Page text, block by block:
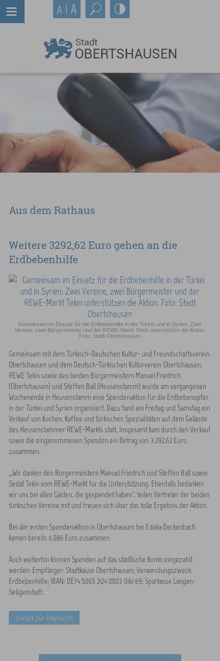
Aus dem Rathaus
Weitere 3292,62 Euro gehen an die
Erdbebenhilfe
Gemeinsam im Einsatz für die Erdbebenhilfe in der Türkei und in Syrien: Zwei
Vereine, zwei Bürgermeister und der REWE-Markt Tekin unterstützen die Aktion.
Foto: Stadt Obertshausen
Gemeinsam mit dem Türkisch-Deutschen Kultur- und Freundschaftsverein
Obertshausen und dem Deutsch-Türkischen Kulturverein Obertshausen,
REWE Tekin sowie den beiden Bürgermeistern Manuel Friedrich
(Obertshausen) und Steffen Ball (Heusenstamm) wurde am vergangenen
Wochenende in Heusenstamm eine Spendenaktion für die Erdbebenopfer
in der Türkei und Syrien organisiert. Dazu fand am Freitag und Samstag ein
Verkauf von Kuchen, Kaffee und türkischen Spezialitäten auf dem Gelände
des Heusenstammer REWE-Markts statt. Insgesamt kam durch den Verkauf
sowie die eingenommenen Spenden ein Betrag von 3.292,62 Euro
zusammen.
„Wir danken den Bürgermeistern Manuel Friedrich und Steffen Ball sowie
Sedat Tekin vom REWE-Markt für die Unterstützung. Ebenfalls bedanken
wir uns bei allen Gästen, die gespendet haben“, teilen Vertreter der beiden
türkischen Vereine mit und freuen sich über das tolle Ergebnis der Aktion.
Bei der ersten Spendenaktion in Obertshausen bei Edeka Deckenbach
kamen bereits 11.086 Euro zusammen.
Auch weiterhin können Spenden auf das städtische Konto eingezahlt
werden: Empfänger: Stadtkasse Obertshausen; Verwendungszweck:
Erdbebenhilfe; IBAN: DE74 5065 2124 0003 0161 69; Sparkasse Langen-
Seligenstadt.
zurück zur Übersicht